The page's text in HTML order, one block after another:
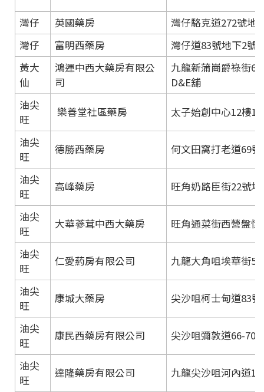
灣仔 英國藥房
灣仔駱克道272號地
灣仔
富明西藥房
灣仔道83號地下2號
黃大
仙
鴻運中西大藥房有限公
司
九龍新蒲崗爵祿街
D&E舖
油尖
旺
樂善堂社區藥房 太子始創中心12樓
油尖
旺
德勝西藥房 何文田窩打老道69號
油尖
旺
高峰藥房 旺角奶路臣街22號
油尖
旺
大華蔘茸中西大藥房 旺角通菜街西營盤
油尖
旺
仁愛葯房有限公司 九龍大角咀埃華街
油尖
旺
康城大藥房 尖沙咀柯士甸道83
油尖
旺
康民西藥房有限公司 尖沙咀彌敦道66-70
油尖
旺
達隆藥房有限公司 九龍尖沙咀河內道1